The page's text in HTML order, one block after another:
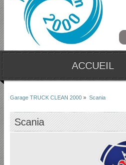
ACCUEIL
Garage TRUCK CLEAN 2000 » Scania
Scania